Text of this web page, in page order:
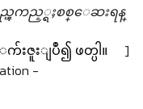
လည္ၾကည့္ရႈစစ္ေဆးရန္
းဇူးျပဳ၍ ဖတ္ပါ။
]
-